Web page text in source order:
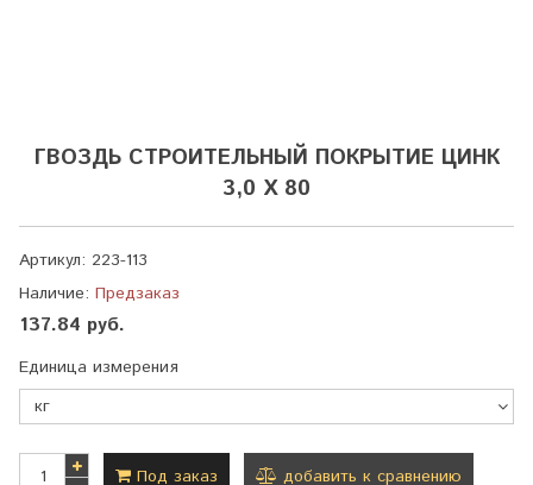
ГВОЗДЬ СТРОИТЕЛЬНЫЙ ПОКРЫТИЕ ЦИНК
3,0 Х 80
Артикул: 223-113
Наличие: Предзаказ
137.84 руб.
Единица измерения
Под заказ добавить к сравнению